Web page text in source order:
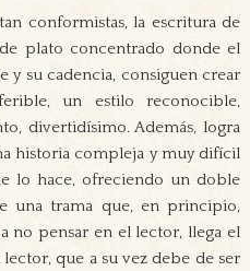
conformistas, la escritura de
plato concentrado donde el
su cadencia, consiguen crear
un estilo reconocible,
divertidísimo. Además, logra
historia compleja y muy difícil
lo hace, ofreciendo un doble
una trama que, en principio,
no pensar en el lector, llega el
que a su vez debe de ser